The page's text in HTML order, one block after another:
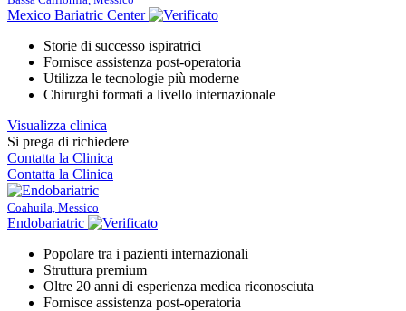
Mexico Bariatric Center
Storie di successo ispiratrici
Fornisce assistenza post-operatoria
Utilizza le tecnologie più moderne
Chirurghi formati a livello internazionale
Visualizza clinica
Si prega di richiedere
Contatta la Clinica
Contatta la Clinica
Coahuila, Messico
Endobariatric
Popolare tra i pazienti internazionali
Struttura premium
Oltre 20 anni di esperienza medica riconosciuta
Fornisce assistenza post-operatoria